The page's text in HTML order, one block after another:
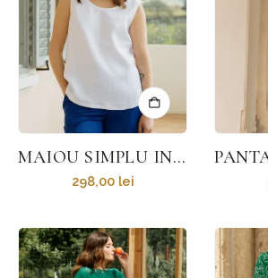
MAIOU SIMPLU IN UMA
298,00 lei